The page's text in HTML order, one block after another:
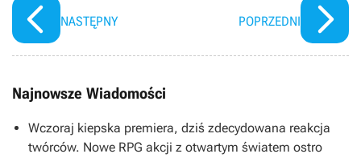
NASTĘPNY POPRZEDNI
Najnowsze Wiadomości
Wczoraj kiepska premiera, dziś zdecydowana reakcja
twórców. Nowe RPG akcji z otwartym światem ostro